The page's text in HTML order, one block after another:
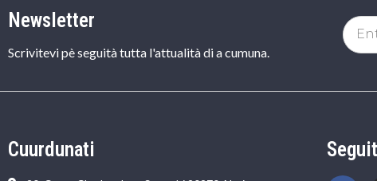
Newsletter
Scrivitevi pè seguità tutta l'attualità di a cumuna.
Cuurdunati